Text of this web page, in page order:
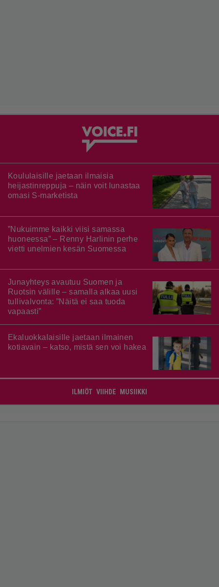
Koululaisille jaetaan ilmaisia
heijastinreppuja – näin voit lunastaa
omasi S-marketista
”Nukuimme kaikki viisi samassa
huoneessa” – Renny Harlinin perhe
vietti unelmien kesän Suomessa
Junayhteys avautuu Suomen ja
Ruotsin välille – samalla alkaa uusi
tullivalvonta: ”Näitä ei saa tuoda
vapaasti”
Ekaluokkalaisille jaetaan ilmainen
kotiavain – katso, mistä sen voi hakea
ILMIÖT VIIHDE MUSIIKKI